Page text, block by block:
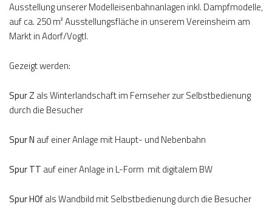
Ausstellung unserer Modelleisenbahnanlagen inkl. Dampfmodelle,
auf ca. 250 m² Ausstellungsfläche in unserem Vereinsheim am
Markt in Adorf/Vogtl.
Gezeigt werden:
Spur Z als Winterlandschaft im Fernseher zur Selbstbedienung
durch die Besucher
Spur N auf einer Anlage mit Haupt- und Nebenbahn
Spur TT auf einer Anlage in L-Form mit digitalem BW
Spur H0fals Wandbild mit Selbstbedienung durch die Besucher